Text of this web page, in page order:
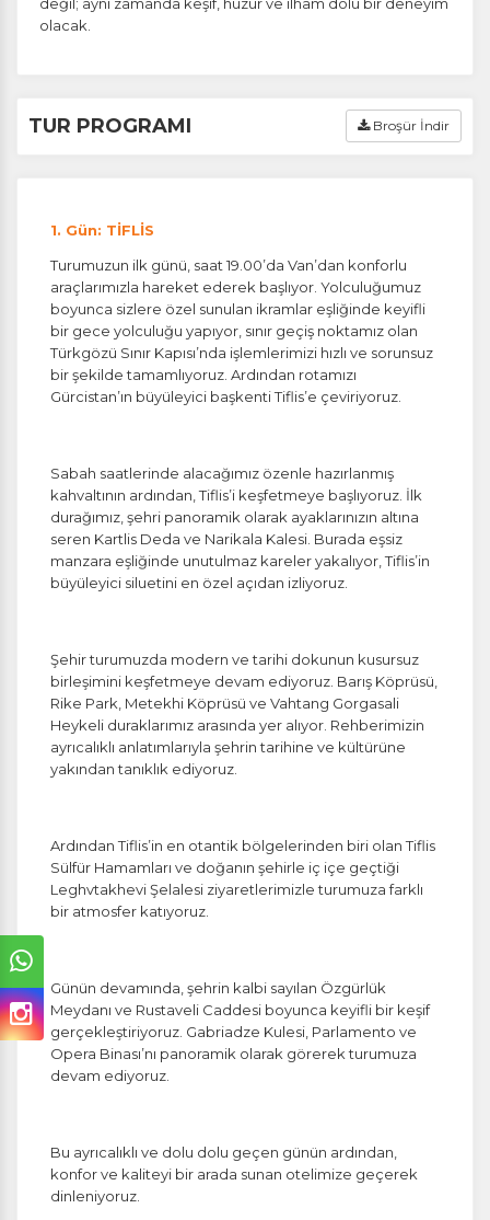
olacak.
TUR PROGRAMI Broşür İndir
1. Gün: TİFLİS
Turumuzun ilk günü, saat 19.00’da Van’dan konforlu
araçlarımızla hareket ederek başlıyor. Yolculuğumuz
boyunca sizlere özel sunulan ikramlar eşliğinde keyifli
bir gece yolculuğu yapıyor, sınır geçiş noktamız olan
Türkgözü Sınır Kapısı’nda işlemlerimizi hızlı ve sorunsuz
bir şekilde tamamlıyoruz. Ardından rotamızı
Gürcistan’ın büyüleyici başkenti Tiflis’e çeviriyoruz.
Sabah saatlerinde alacağımız özenle hazırlanmış
kahvaltının ardından, Tiflis’i keşfetmeye başlıyoruz. İlk
durağımız, şehri panoramik olarak ayaklarınızın altına
seren Kartlis Deda ve Narikala Kalesi. Burada eşsiz
manzara eşliğinde unutulmaz kareler yakalıyor, Tiflis’in
büyüleyici siluetini en özel açıdan izliyoruz.
Şehir turumuzda modern ve tarihi dokunun kusursuz
birleşimini keşfetmeye devam ediyoruz. Barış Köprüsü,
Rike Park, Metekhi Köprüsü ve Vahtang Gorgasali
Heykeli duraklarımız arasında yer alıyor. Rehberimizin
ayrıcalıklı anlatımlarıyla şehrin tarihine ve kültürüne
yakından tanıklık ediyoruz.
Ardından Tiflis’in en otantik bölgelerinden biri olan Tiflis
Sülfür Hamamları ve doğanın şehirle iç içe geçtiği
Leghvtakhevi Şelalesi ziyaretlerimizle turumuza farklı
bir atmosfer katıyoruz.
Günün devamında, şehrin kalbi sayılan Özgürlük
Meydanı ve Rustaveli Caddesi boyunca keyifli bir keşif
gerçekleştiriyoruz. Gabriadze Kulesi, Parlamento ve
Opera Binası’nı panoramik olarak görerek turumuza
devam ediyoruz.
Bu ayrıcalıklı ve dolu dolu geçen günün ardından,
konfor ve kaliteyi bir arada sunan otelimize geçerek
dinleniyoruz.